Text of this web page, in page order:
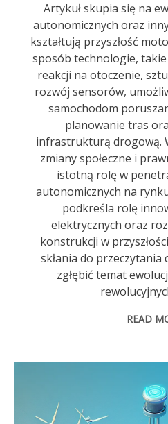
Artykuł skupia się na
autonomicznych oraz
kształtują przyszłość
sposób technologie,
reakcji na otoczenie,
rozwój sensorów,
samochodom
planowanie tras
infrastrukturą drogową.
zmiany społeczne i
istotną rolę w
autonomicznych na
podkreśla rolę
elektrycznych oraz
konstrukcji w
skłania do przeczytania
zgłębić temat
READ